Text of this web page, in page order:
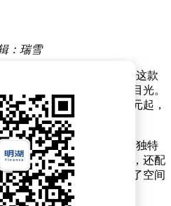
：瑞雪
了其全新的洗烘套装Pro，这款
价格吸引了众多消费者的目光。
贴后的价格更是低至7199元起，
了创新的双筒结构，这一独特
筒洗衣机相近体积的同时，还配
小筒。这一设计不仅提高了空间
专洗的需求。